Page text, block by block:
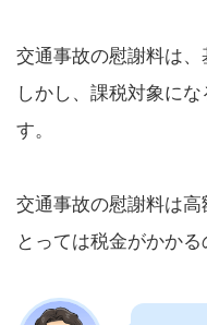
交通事故の慰謝料は、
しかし、課税対象に
す。
交通事故の慰謝料は
とっては税金がかかる